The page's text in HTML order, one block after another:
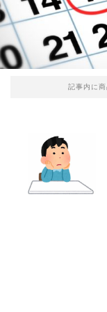
記事内に